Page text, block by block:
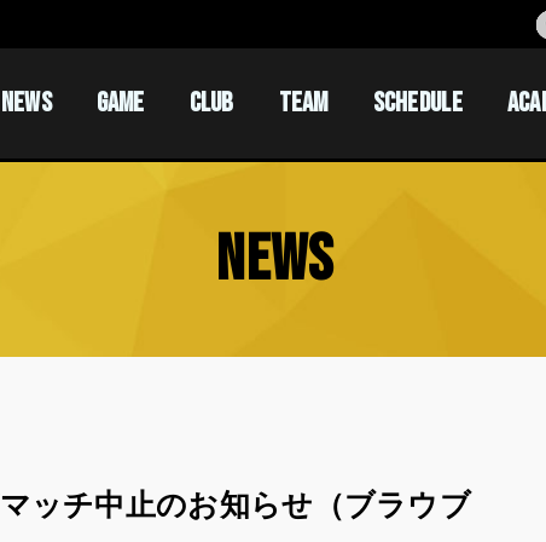
NEWS GAME CLUB TEAM SCHEDULE
NEWS
ッチ中止のお知らせ（ブラウブ